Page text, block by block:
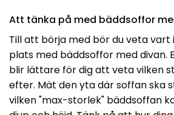
Att tänka på med bäddsoffor
Till att börja med bör du veta
plats med bäddsoffor med divan.
blir lättare för dig att veta vilken
efter. Mät den yta där soffan ska
vilken "max-storlek" bäddsoffan